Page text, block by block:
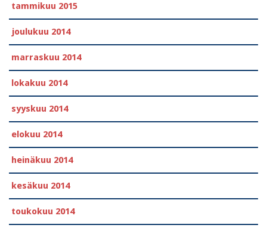
tammikuu 2015
joulukuu 2014
marraskuu 2014
lokakuu 2014
syyskuu 2014
elokuu 2014
heinäkuu 2014
kesäkuu 2014
toukokuu 2014